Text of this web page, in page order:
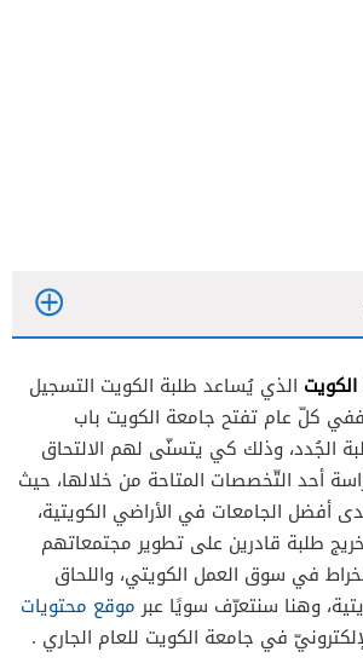
الذي يُساعد طلبة الكويت التسجيل
ففي كلّ عام تفتح جامعة الكويت باب
الجُدد، وذلك كي يتسنّى لهم الالتحاق
أحد التّخصصات المتاحة من خلالها، حيث
أفضل الجامعات في الأراضي الكويتية،
طلبة قادرين على تطوير مجتمعاتهم
في سوق العمل الكويتي، واللحاق
وهنا سنتعرّف سويًا عبرموقع محتويات
في جامعة الكويت للعام الجاري .